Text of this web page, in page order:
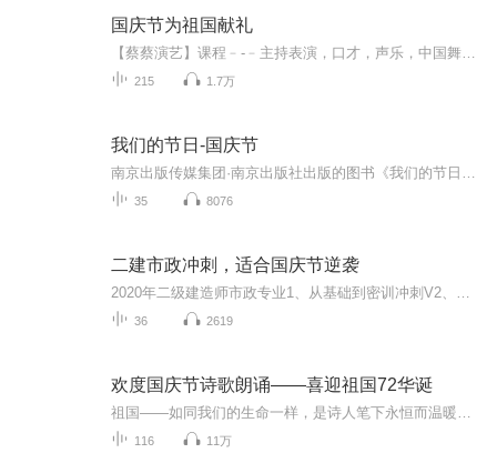
国庆节为祖国献礼
215 1.7万
我们的节日-国庆节
35 8076
二建市政冲刺，适合国庆节逆袭
36 2619
欢度国庆节诗歌朗诵——喜迎祖国72华诞
116 11万